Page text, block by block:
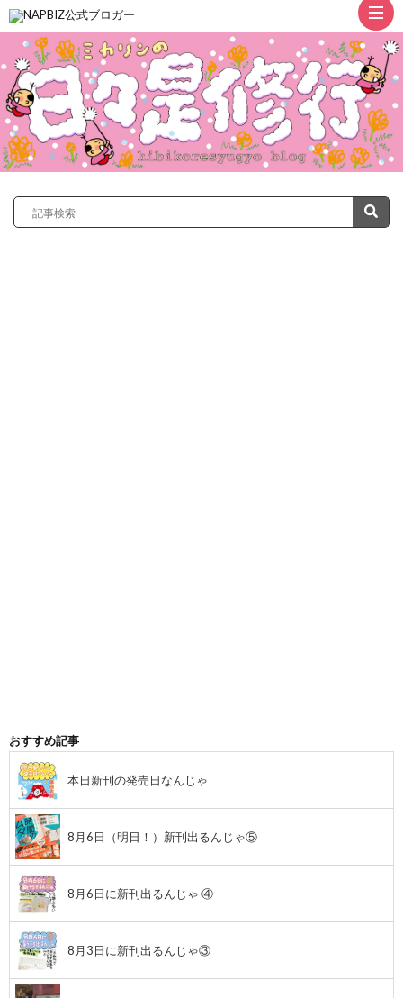
ト
ッ
おすすめ記事
本日新刊の発売日なんじゃ
8月6日（明日！）新刊出るんじゃ⑤
8月6日に新刊出るんじゃ ④
8月3日に新刊出るんじゃ③